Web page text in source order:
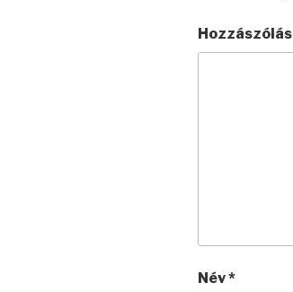
Hozzászólás
Név*